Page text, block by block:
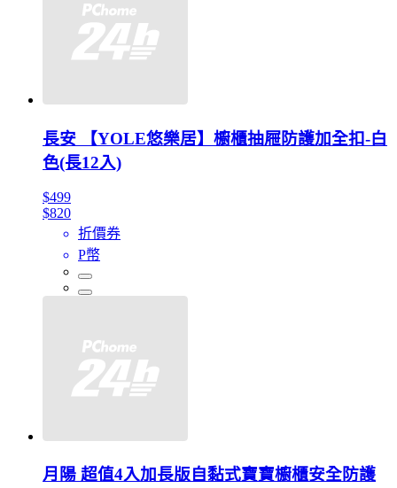
長安 【YOLE悠樂居】櫥櫃抽屜防護加全扣-白
色(長12入)
$499
$820
折價券
P幣
月陽 超值4入加長版自黏式寶寶櫥櫃安全防護